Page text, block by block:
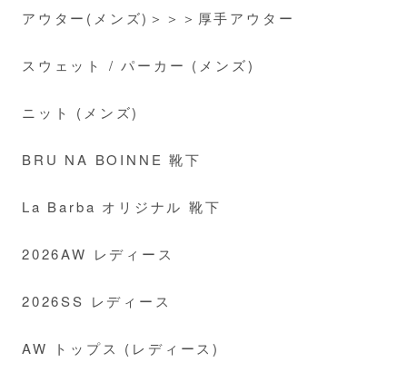
アウター(メンズ)＞＞＞厚手アウター
スウェット / パーカー (メンズ)
ニット (メンズ)
BRU NA BOINNE 靴下
La Barba オリジナル 靴下
2026AW レディース
2026SS レディース
AW トップス (レディース)